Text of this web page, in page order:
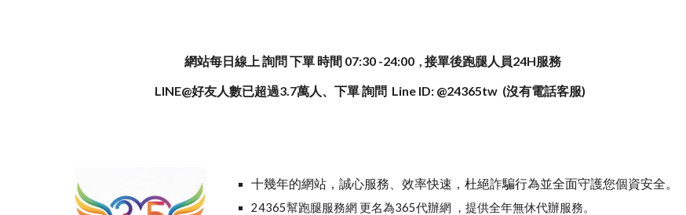
網站每日線上 詢問 下單 時間 07:30 -24:00 , 接單後跑腿人員24H服務
LINE@好友人數已超過3.7萬人、下單 詢問 Line ID: @24365tw (沒有電話客服)
十幾年的網站，誠心服務、效率快速，杜絕詐騙行為並全面守護您個資安全。
24365幫跑腿服務網 更名為365代辦網 ，提供全年無休代辦服務。